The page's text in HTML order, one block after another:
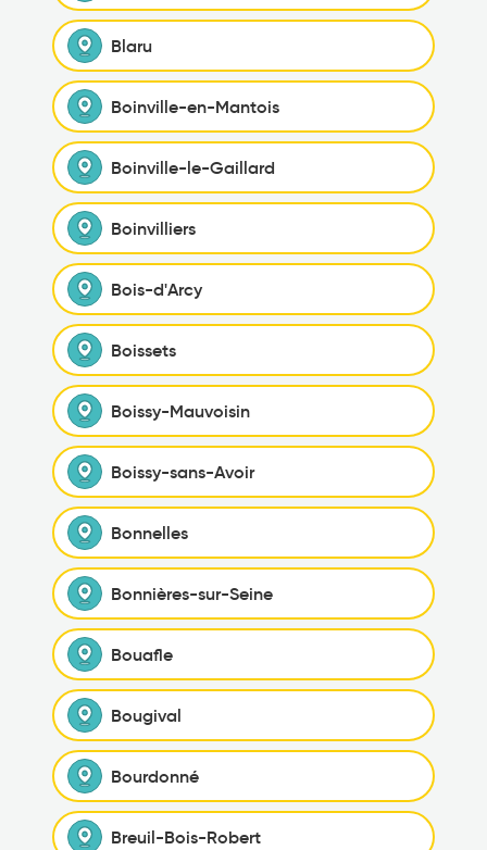
Blaru
Boinville-en-Mantois
Boinville-le-Gaillard
Boinvilliers
Bois-d'Arcy
Boissets
Boissy-Mauvoisin
Boissy-sans-Avoir
Bonnelles
Bonnières-sur-Seine
Bouafle
Bougival
Bourdonné
Breuil-Bois-Robert